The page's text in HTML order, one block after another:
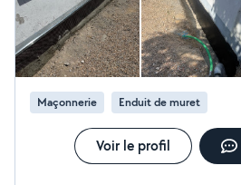
Maçonnerie Enduit de muret
Voir le profil